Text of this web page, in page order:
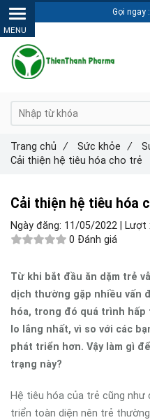
Cải thiện hệ tiêu hóa
Ngày đăng: 11/05/2022 | Lượt
0 Đánh giá
Từ khi bắt đầu ăn dặm trẻ
dịch thường gặp nhiều vấn
hóa, trong đó quá trình
lo lắng nhất, vì so với các
phát triển hơn. Vậy làm gì
trạng này?
Hệ tiêu hóa của trẻ cũng
triển toàn diện nên trẻ
Trang chủ / Sức khỏe /
Cải thiện hệ tiêu hóa cho trẻ
Gọi ngay :